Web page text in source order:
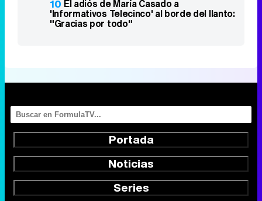
10 El adiós de María Casado a
'Informativos Telecinco' al borde del llanto:
"Gracias por todo"
Portada
Noticias
Series